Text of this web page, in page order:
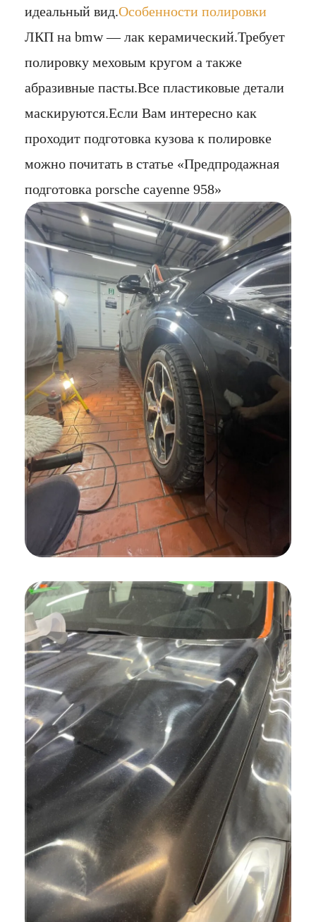
идеальный вид.Особенности полировки
ЛКП на bmw — лак керамический.Требует
полировку меховым кругом а также
абразивные пасты.Все пластиковые детали
маскируются.Если Вам интересно как
проходит подготовка кузова к полировке
можно почитать в статье «Предпродажная
подготовка porsche cayenne 958»